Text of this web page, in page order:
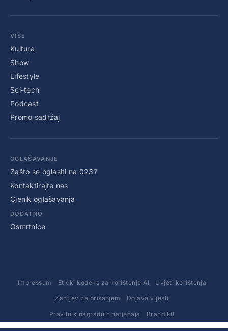
VIŠE
Kultura
Show
Lifestyle
Sci-tech
Podcast
Promo sadržaj
OGLAŠAVANJE
Zašto se oglasiti na 023?
Kontaktirajte nas
Cjenik oglašavanja
DODATNO
Osmrtnice
Impressum Etički kodeks za korištenje AI Uvjeti korištenja
Zahtjev za brisanjem Dojava vijesti
Pravilnik nagradnih natječaja Brand kit